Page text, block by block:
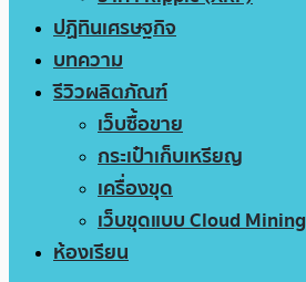
ปฏิทินเศรษฐกิจ
บทความ
รีวิวผลิตภัณฑ์
เว็บซื้อขาย
กระเป๋าเก็บเหรียญ
เครื่องขุด
เว็บขุดแบบ Cloud Mining
ห้องเรียน